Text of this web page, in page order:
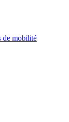
de mobilité